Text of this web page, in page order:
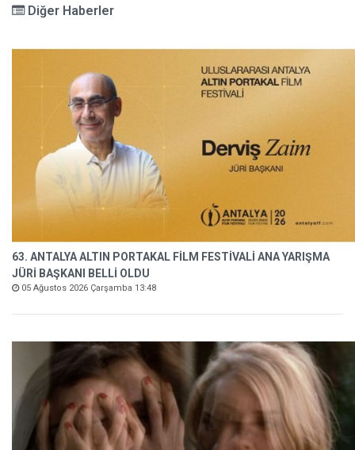
Diğer Haberler
63. ANTALYA ALTIN PORTAKAL FİLM FESTİVALİ ANA YARIŞMA
JÜRİ BAŞKANI BELLİ OLDU
05 Ağustos 2026 Çarşamba 13:48